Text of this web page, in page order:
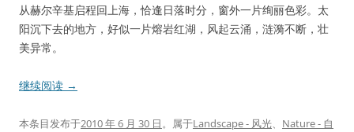
从赫尔辛基启程回上海，恰逢日落时分，窗外一片绚丽色彩。太
阳沉下去的地方，好似一片熔岩红湖，风起云涌，涟漪不断，壮
美异常。
继续阅读 →
本条目发布于2010 年 6 月 30 日。属于Landscape - 风光、 Nature - 自